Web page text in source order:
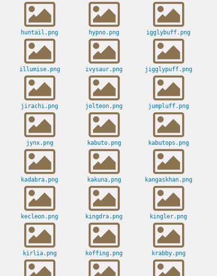
huntail.png hypno.png igglybuff.png
illumise.png ivysaur.png jigglypuff.png
jirachi.png jolteon.png jumpluff.png
jynx.png kabuto.png kabutops.png
kadabra.png kakuna.png kangaskhan.png
kecleon.png kingdra.png kingler.png
kirlia.png koffing.png krabby.png